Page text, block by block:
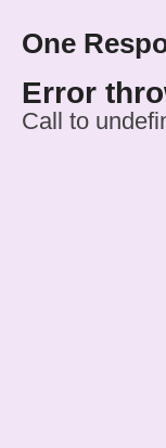
One
Error
Call to